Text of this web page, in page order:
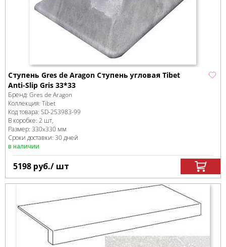
Ступень Gres de Aragon Ступень угловая Tibet
Anti-Slip Gris 33*33
Бренд: Gres de Aragon
Коллекция: Tibet
Код товара: SD-253983-99
В коробке: 2 шт,
Размер: 330x330 мм
Сроки доставки: 30 дней
в наличии
5198 руб./ шт